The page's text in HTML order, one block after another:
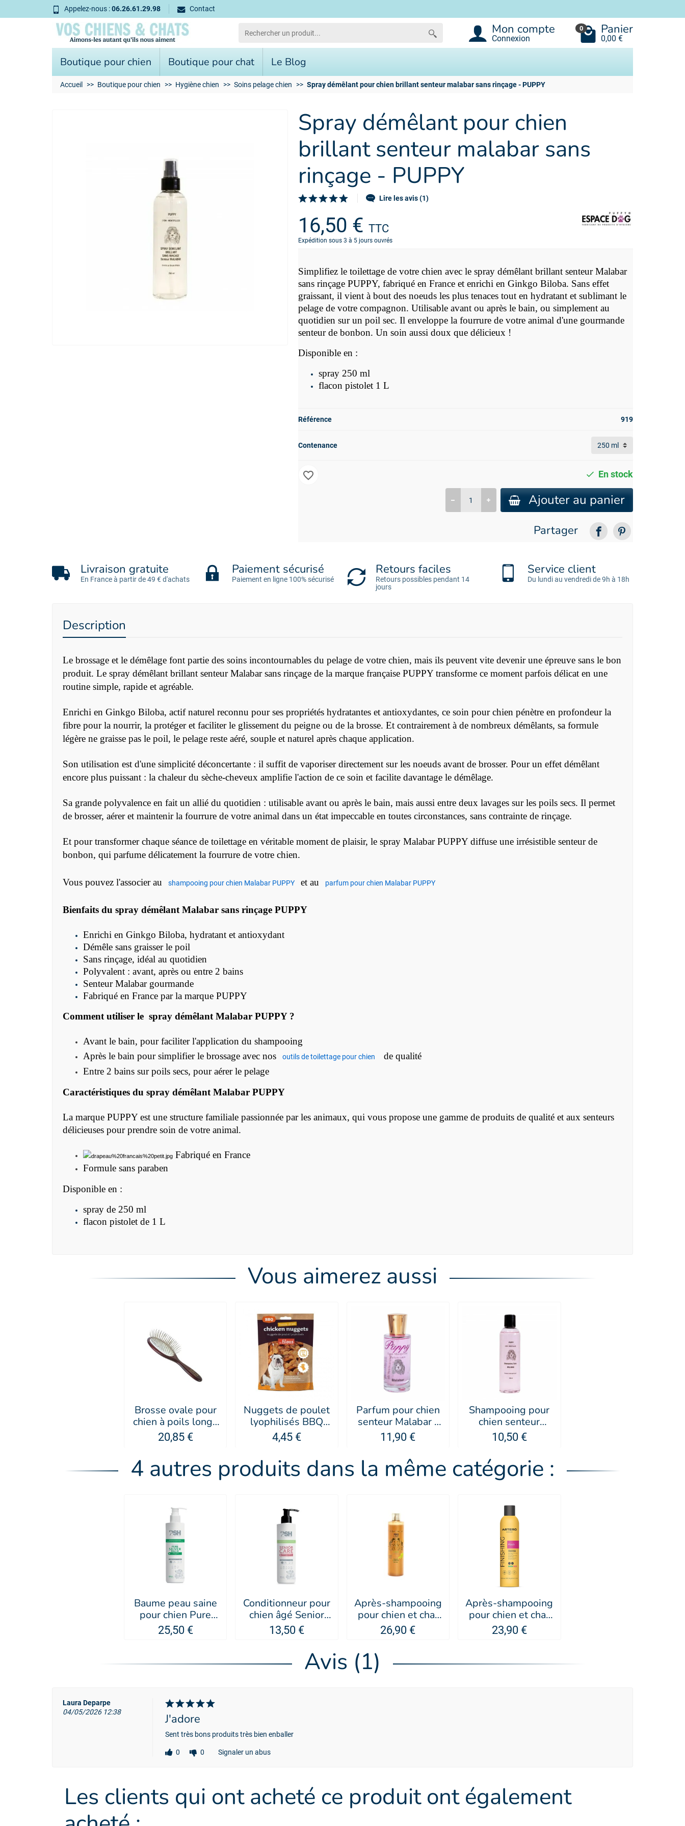
Appelez-nous :06.26.61.29.98 Contact
Mon compte
Connexion
0 Panier
0,00 €
Boutique pour chien Boutique pour chat Le Blog
Accueil Boutique pour chien Hygiène chien Soins pelage chien Spray démêlant pour chien brillant senteur malabar sans rinçage - PUPPY
Spray démêlant pour chien
brillant senteur malabar sans
rinçage - PUPPY
Lire les avis (1)
16,50 €TTC
Expédition sous 3 à 5 jours ouvrés
Simplifiez le toilettage de votre chien avec le spray démêlant brillant senteur Malabar
sans rinçage PUPPY, fabriqué en France et enrichi en Ginkgo Biloba. Sans effet
graissant, il vient à bout des noeuds les plus tenaces tout en hydratant et sublimant le
pelage de votre compagnon. Utilisable avant ou après le bain, ou simplement au
quotidien sur un poil sec. Il enveloppe la fourrure de votre animal d'une gourmande
senteur de bonbon. Un soin aussi doux que délicieux !
Disponible en :
spray 250 ml
flacon pistolet 1 L
Référence 919
Contenance
En stock
Ajouter au panier
favorite_border
Partager
Livraison gratuite
En France à partir de 49 € d'achats
Paiement sécurisé
Paiement en ligne 100% sécurisé
Retours faciles
Retours possibles pendant 14
jours
Service client
Du lundi au vendredi de 9h à 18h
Description
Le brossage et le démêlage font partie des soins incontournables du pelage de votre chien, mais ils peuvent vite devenir une épreuve sans le bon
produit. Le spray démêlant brillant senteur Malabar sans rinçage de la marque française PUPPY transforme ce moment parfois délicat en une
routine simple, rapide et agréable.
Enrichi en Ginkgo Biloba, actif naturel reconnu pour ses propriétés hydratantes et antioxydantes, ce soin pour chien pénètre en profondeur la
fibre pour la nourrir, la protéger et faciliter le glissement du peigne ou de la brosse. Et contrairement à de nombreux démêlants, sa formule
légère ne graisse pas le poil, le pelage reste aéré, souple et naturel après chaque application.
Son utilisation est d'une simplicité déconcertante : il suffit de vaporiser directement sur les noeuds avant de brosser. Pour un effet démêlant
encore plus puissant : la chaleur du sèche-cheveux amplifie l'action de ce soin et facilite davantage le démêlage.
Sa grande polyvalence en fait un allié du quotidien : utilisable avant ou après le bain, mais aussi entre deux lavages sur les poils secs. Il permet
de brosser, aérer et maintenir la fourrure de votre animal dans un état impeccable en toutes circonstances, sans contrainte de rinçage.
Et pour transformer chaque séance de toilettage en véritable moment de plaisir, le spray Malabar PUPPY diffuse une irrésistible senteur de
bonbon, qui parfume délicatement la fourrure de votre chien.
Vous pouvez l'associer au shampooing pour chien Malabar PUPPY et au parfum pour chien Malabar PUPPY
Bienfaits du spray démêlant Malabar sans rinçage PUPPY
Enrichi en Ginkgo Biloba, hydratant et antioxydant
Démêle sans graisser le poil
Sans rinçage, idéal au quotidien
Polyvalent : avant, après ou entre 2 bains
Senteur Malabar gourmande
Fabriqué en France par la marque PUPPY
Comment utiliser le spray démêlant Malabar PUPPY ?
Avant le bain, pour faciliter l'application du shampooing
Après le bain pour simplifier le brossage avec nos
outils de toilettage pour chien
de qualité
Entre 2 bains sur poils secs, pour aérer le pelage
Caractéristiques du spray démêlant Malabar PUPPY
La marque PUPPY est une structure familiale passionnée par les animaux, qui vous propose une gamme de produits de qualité et aux senteurs
délicieuses pour prendre soin de votre animal.
Fabriqué en France
Formule sans paraben
Disponible en :
spray de 250 ml
flacon pistolet de 1 L
Vous aimerez aussi
Brosse ovale pour
chien à poils longs
grand modèle -
Keller
20,85 €
Nuggets de poulet
lyophilisés BBQ
pour chien - Les
Filous
4,45 €
Parfum pour chien
senteur Malabar -
PUPPY
11,90 €
Shampooing pour
chien senteur
Malabar - PUPPY
10,50 €
4 autres produits dans la même catégorie :
Baume peau saine
pour chien Pure
Silver - PSH
25,50 €
Conditionneur pour
chien âgé Senior
Care - PSH
13,50 €
Après-shampooing
pour chien et chat
Green Caviar - IV
SAN BERNARD
26,90 €
Après-shampooing
pour chien et chat
Flash - Artero
23,90 €
Avis (1)
Laura Deparpe
04/05/2026 12:38
J'adore
Sent très bons produits très bien enballer
0 0 Signaler un abus
Les clients qui ont acheté ce produit ont également